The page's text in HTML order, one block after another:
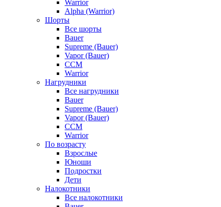
Warrior
Alpha (Warrior)
Шорты
Все шорты
Bauer
Supreme (Bauer)
Vapor (Bauer)
CCM
Warrior
Нагрудники
Все нагрудники
Bauer
Supreme (Bauer)
Vapor (Bauer)
CCM
Warrior
По возрасту
Взрослые
Юноши
Подростки
Дети
Налокотники
Все налокотники